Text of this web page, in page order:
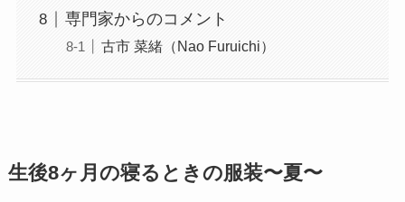
専門家からのコメント
古市 菜緒（Nao Furuichi）
生後8ヶ月の寝るときの服装〜夏〜